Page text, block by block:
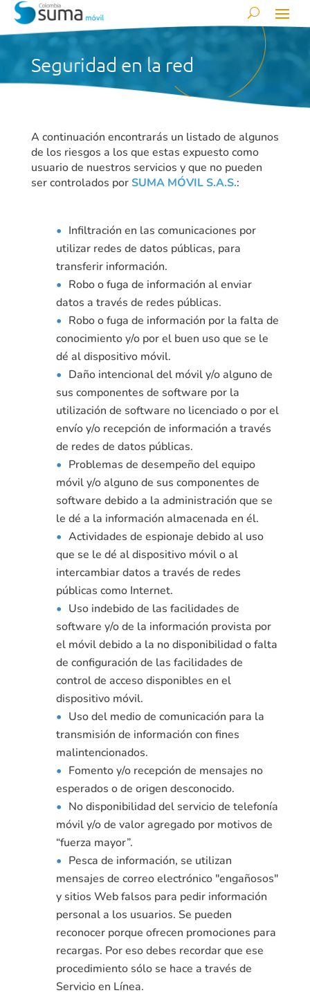
Seguridad en la red
A continuación encontrarás un listado de algunos
de los riesgos a los que estas expuesto como
usuario de nuestros servicios y que no pueden
ser controlados porSUMA MÓVIL S.A.S.:
Infiltración en las comunicaciones por
utilizar redes de datos públicas, para
transferir información.
Robo o fuga de información al enviar
datos a través de redes públicas.
Robo o fuga de información por la falta de
conocimiento y/o por el buen uso que se le
dé al dispositivo móvil.
Daño intencional del móvil y/o alguno de
sus componentes de software por la
utilización de software no licenciado o por el
envío y/o recepción de información a través
de redes de datos públicas.
Problemas de desempeño del equipo
móvil y/o alguno de sus componentes de
software debido a la administración que se
le dé a la información almacenada en él.
Actividades de espionaje debido al uso
que se le dé al dispositivo móvil o al
intercambiar datos a través de redes
públicas como Internet.
Uso indebido de las facilidades de
software y/o de la información provista por
el móvil debido a la no disponibilidad o falta
de configuración de las facilidades de
control de acceso disponibles en el
dispositivo móvil.
Uso del medio de comunicación para la
transmisión de información con fines
malintencionados.
Fomento y/o recepción de mensajes no
esperados o de origen desconocido.
No disponibilidad del servicio de telefonía
móvil y/o de valor agregado por motivos de
“fuerza mayor”.
Pesca de información, se utilizan
mensajes de correo electrónico "engañosos"
y sitios Web falsos para pedir información
personal a los usuarios. Se pueden
reconocer porque ofrecen promociones para
recargas. Por eso debes recordar que ese
procedimiento sólo se hace a través de
Servicio en Línea.